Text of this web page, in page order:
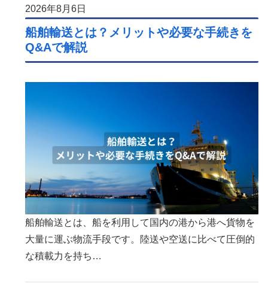
2026年8月6日
船舶輸送とは？メリットや必要な手続きを
Q&Aで解説
船舶輸送とは、船を利用して国内の港から港へ貨物を
大量に運ぶ物流手段です。陸送や空送に比べて圧倒的
な積載力を持ち…